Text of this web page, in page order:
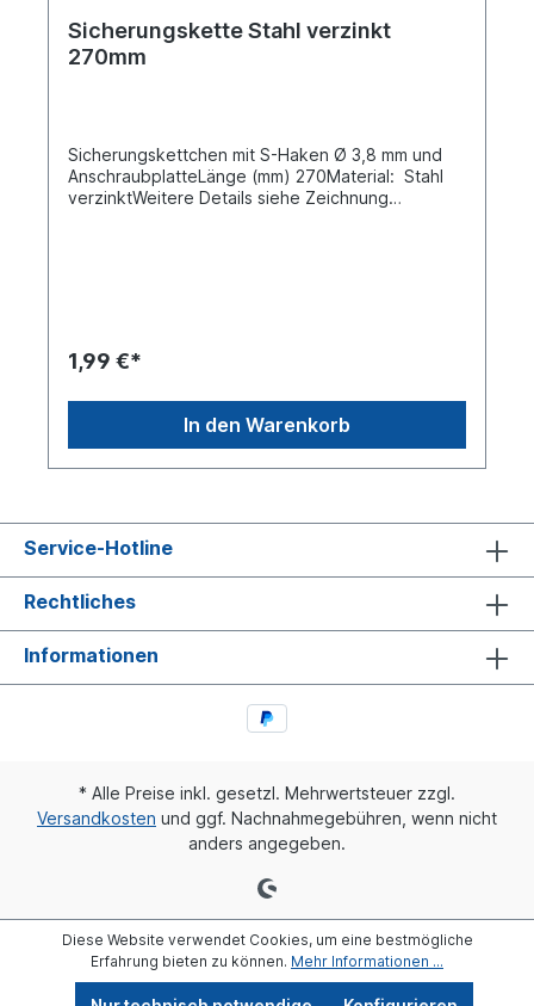
Sicherungskette Stahl verzinkt
270mm
Sicherungskettchen mit S-Haken Ø 3,8 mm und
AnschraubplatteLänge (mm) 270Material: Stahl
verzinktWeitere Details siehe Zeichnung
1,99 €*
In den Warenkorb
Service-Hotline
Rechtliches
Informationen
* Alle Preise inkl. gesetzl. Mehrwertsteuer zzgl.
Versandkosten und ggf. Nachnahmegebühren, wenn nicht
anders angegeben.
Diese Website verwendet Cookies, um eine bestmögliche
Erfahrung bieten zu können. Mehr Informationen ...